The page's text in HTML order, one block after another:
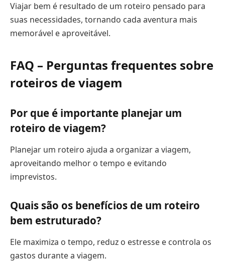
Viajar bem é resultado de um roteiro pensado para
suas necessidades, tornando cada aventura mais
memorável e aproveitável.
FAQ – Perguntas frequentes sobre
roteiros de viagem
Por que é importante planejar um
roteiro de viagem?
Planejar um roteiro ajuda a organizar a viagem,
aproveitando melhor o tempo e evitando
imprevistos.
Quais são os benefícios de um roteiro
bem estruturado?
Ele maximiza o tempo, reduz o estresse e controla os
gastos durante a viagem.